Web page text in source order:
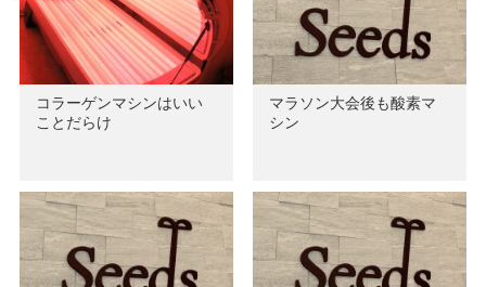
コラーゲンマシンはいい
ことだらけ
マラソン大会後も酸素マ
シン